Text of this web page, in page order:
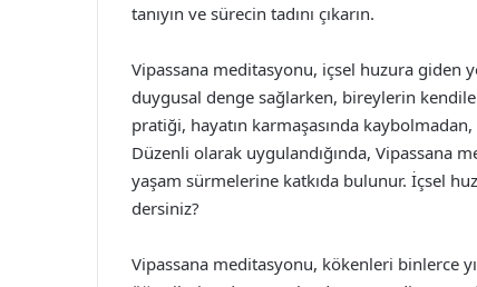
tanıyın ve sürecin tadını çıkarın.
Vipassana meditasyonu, içsel huzura giden
duygusal denge sağlarken, bireylerin
pratiği, hayatın karmaşasında
Düzenli olarak uygulandığında, Vipassana
yaşam sürmelerine katkıda bulunur. İçsel
dersiniz?
Vipassana meditasyonu, kökenleri binlerce